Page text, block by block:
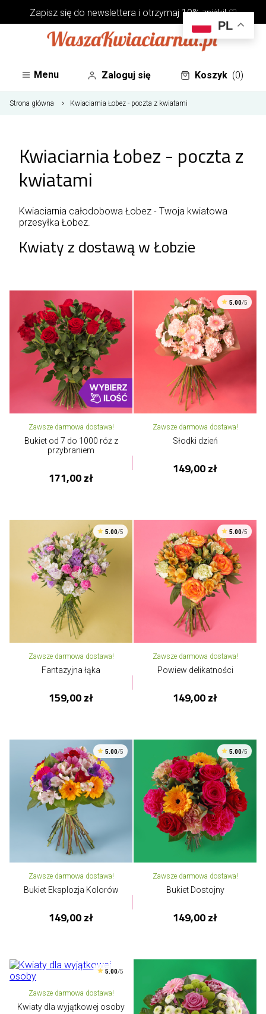
Zapisz się do newsletterai otrzymaj 10% zniżki! ♡
Menu Zaloguj się Koszyk (0)
Strona główna Kwiaciarnia Łobez - poczta z kwiatami
Kwiaciarnia Łobez - poczta z
kwiatami
Kwiaciarnia całodobowa Łobez - Twoja kwiatowa
przesyłka Łobez.
Kwiaty z dostawą w Łobzie
Zawsze darmowa dostawa!
Bukiet od 7 do 1000 róż z
przybraniem
171,00 zł
5.00/5
Zawsze darmowa dostawa!
Słodki dzień
149,00 zł
5.00/5
Zawsze darmowa dostawa!
Fantazyjna łąka
159,00 zł
5.00/5
Zawsze darmowa dostawa!
Powiew delikatności
149,00 zł
5.00/5
Zawsze darmowa dostawa!
Bukiet Eksplozja Kolorów
149,00 zł
5.00/5
Zawsze darmowa dostawa!
Bukiet Dostojny
149,00 zł
5.00/5
Zawsze darmowa dostawa!
Kwiaty dla wyjątkowej osoby
PL